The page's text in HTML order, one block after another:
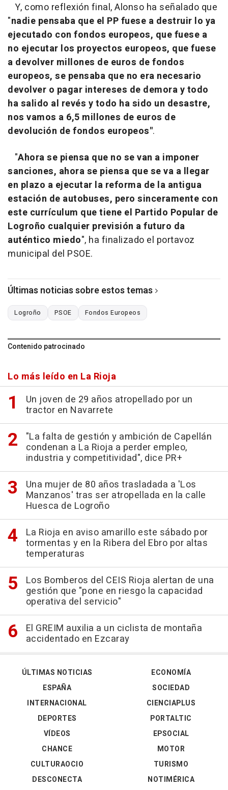
Y, como reflexión final, Alonso ha señalado que
"nadie pensaba que el PP fuese a destruir lo ya
ejecutado con fondos europeos, que fuese a
no ejecutar los proyectos europeos, que fuese
a devolver millones de euros de fondos
europeos, se pensaba que no era necesario
devolver o pagar intereses de demora y todo
ha salido al revés y todo ha sido un desastre,
nos vamos a 6,5 millones de euros de
devolución de fondos europeos".
"Ahora se piensa que no se van a imponer
sanciones, ahora se piensa que se va a llegar
en plazo a ejecutar la reforma de la antigua
estación de autobuses, pero sinceramente con
este currículum que tiene el Partido Popular de
Logroño cualquier previsión a futuro da
auténtico miedo", ha finalizado el portavoz
municipal del PSOE.
Últimas noticias sobre estos temas
Logroño PSOE Fondos Europeos
Contenido patrocinado
Lo más leído en La Rioja
Un joven de 29 años atropellado por un
tractor en Navarrete
"La falta de gestión y ambición de Capellán
condenan a La Rioja a perder empleo,
industria y competitividad", dice PR+
Una mujer de 80 años trasladada a 'Los
Manzanos' tras ser atropellada en la calle
Huesca de Logroño
La Rioja en aviso amarillo este sábado por
tormentas y en la Ribera del Ebro por altas
temperaturas
Los Bomberos del CEIS Rioja alertan de una
gestión que "pone en riesgo la capacidad
operativa del servicio"
El GREIM auxilia a un ciclista de montaña
accidentado en Ezcaray
ÚLTIMAS NOTICIAS
ESPAÑA
INTERNACIONAL
DEPORTES
VÍDEOS
ECONOMÍA
SOCIEDAD
CIENCIAPLUS
PORTALTIC
EPSOCIAL
CHANCE
CULTURAOCIO
DESCONECTA
MOTOR
TURISMO
NOTIMÉRICA